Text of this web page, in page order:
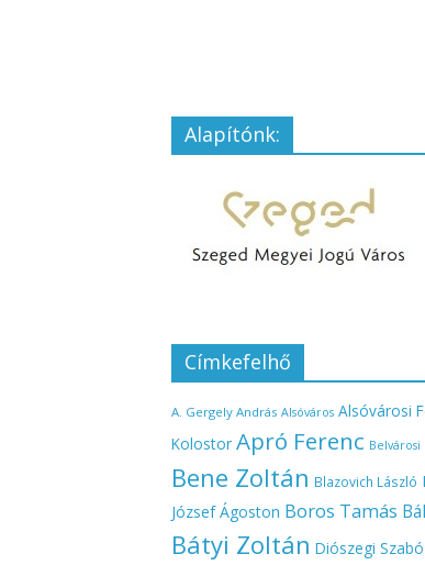
Alapítónk:
Címkefelhő
A. Gergely András Alsóváros Alsóvárosi
Kolostor Apró Ferenc Belvárosi
Bene Zoltán Blazovich László
József Ágoston Boros Tamás
Bátyi Zoltán Diószegi